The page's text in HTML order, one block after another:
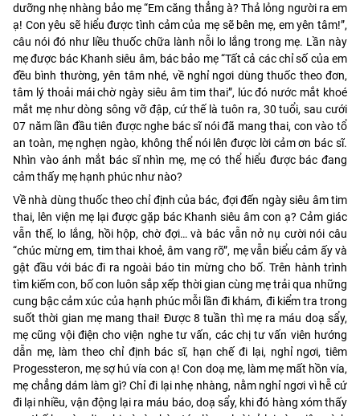
dưỡng nhẹ nhàng bảo mẹ “Em căng thẳng à? Thả lỏng người ra em
ạ! Con yêu sẽ hiểu được tình cảm của mẹ sẽ bên mẹ, em yên tâm!”,
câu nói đó như liều thuốc chữa lành nỗi lo lắng trong mẹ. Lần này
mẹ được bác Khanh siêu âm, bác bảo mẹ “Tất cả các chỉ số của em
đều bình thường, yên tâm nhé, về nghỉ ngơi dùng thuốc theo đơn,
tâm lý thoải mái chờ ngày siêu âm tim thai”, lúc đó nước mắt khoé
mắt mẹ như dòng sông vỡ đập, cứ thế là tuôn ra, 30 tuổi, sau cưới
07 năm lần đầu tiên được nghe bác sĩ nói đã mang thai, con vào tổ
an toàn, mẹ nghẹn ngào, không thể nói lên được lời cảm ơn bác sĩ.
Nhìn vào ánh mắt bác sĩ nhìn mẹ, mẹ có thể hiểu được bác đang
cảm thấy mẹ hạnh phúc như nào?
Về nhà dùng thuốc theo chỉ định của bác, đợi đến ngày siêu âm tim
thai, lên viện mẹ lại được gặp bác Khanh siêu âm con ạ? Cảm giác
vẫn thế, lo lắng, hồi hộp, chờ đợi… và bác vẫn nở nụ cười nói câu
“chúc mừng em, tim thai khoẻ, âm vang rõ”, mẹ vẫn biểu cảm ấy và
gật đầu với bác đi ra ngoài báo tin mừng cho bố. Trên hành trình
tìm kiếm con, bố con luôn sắp xếp thời gian cùng mẹ trải qua những
cung bậc cảm xúc của hạnh phúc mỗi lần đi khám, đi kiểm tra trong
suốt thời gian mẹ mang thai! Được 8 tuần thì mẹ ra máu doạ sẩy,
mẹ cũng vội điện cho viện nghe tư vấn, các chị tư vấn viên hướng
dẫn mẹ, làm theo chỉ định bác sĩ, hạn chế đi lại, nghỉ ngơi, tiêm
Progessteron, mẹ sợ hú vía con ạ! Con doạ mẹ, làm mẹ mất hồn vía,
mẹ chẳng dám làm gì? Chỉ đi lại nhẹ nhàng, nằm nghỉ ngơi vì hễ cứ
đi lại nhiều, vận động lại ra máu báo, doạ sẩy, khi đó hàng xóm thấy